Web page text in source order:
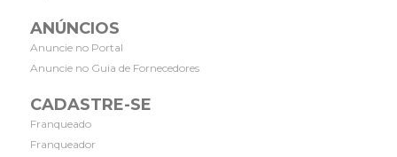
ANÚNCIOS
Anuncie no Portal
Anuncie no Guia de Fornecedores
CADASTRE-SE
Franqueado
Franqueador